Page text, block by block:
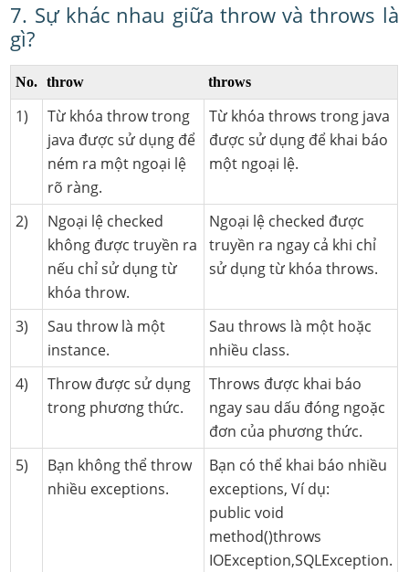
7. Sự khác nhau giữa throw và throws là
gì?
No. throw throws
1)
Từ khóa throw trong
java được sử dụng để
ném ra một ngoại lệ
rõ ràng.
Từ khóa throws trong java
được sử dụng để khai báo
một ngoại lệ.
2)
Ngoại lệ checked
không được truyền ra
nếu chỉ sử dụng từ
khóa throw.
Ngoại lệ checked được
truyền ra ngay cả khi chỉ
sử dụng từ khóa throws.
3)
Sau throw là một
instance.
Sau throws là một hoặc
nhiều class.
4)
Throw được sử dụng
trong phương thức.
Throws được khai báo
ngay sau dấu đóng ngoặc
đơn của phương thức.
5)
Bạn không thể throw
nhiều exceptions.
Bạn có thể khai báo nhiều
exceptions, Ví dụ:
public void
method()throws
IOException,SQLException.